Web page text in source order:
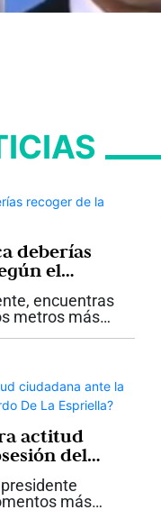
deberías
el
encuentras
metros más
actitud
del
La Espriella?
más